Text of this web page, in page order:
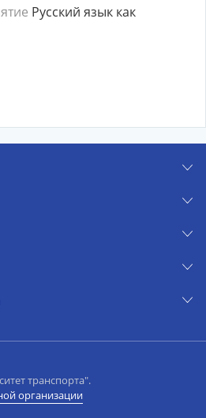
Русский язык как
транспорта".
организации